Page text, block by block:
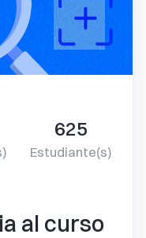
625
Estudiante(s)
al curso